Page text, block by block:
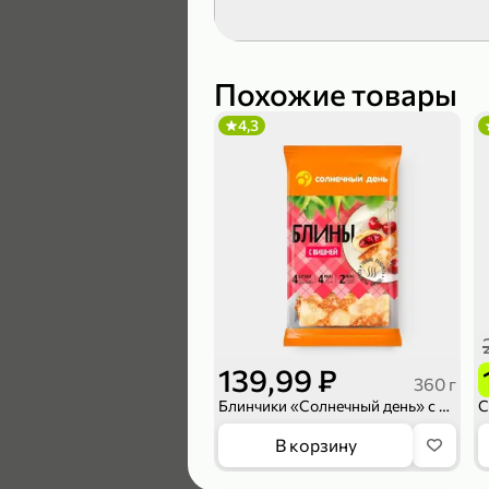
Похожие товары
139,99 ₽ 360 г
Блинчики «Солнечный день» с вишней, 360 г
4,3
В корзину
189,99 ₽
149,99 ₽
169,99 ₽
4,6